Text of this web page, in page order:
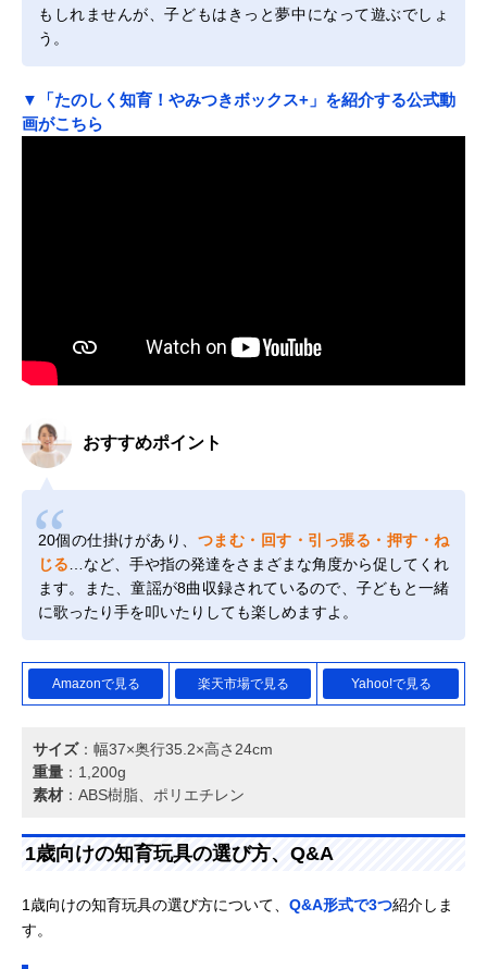
もしれませんが、子どもはきっと夢中になって遊ぶでしょ
う。
▼「たのしく知育！やみつきボックス+」を紹介する公式動
画がこちら
おすすめポイント
20個の仕掛けがあり、 つまむ・回す・引っ張る・押す・ね
じる …など、手や指の発達をさまざまな角度から促してくれ
ます。また、童謡が8曲収録されているので、子どもと一緒
に歌ったり手を叩いたりしても楽しめますよ。
Amazonで見る 楽天市場で見る Yahoo!で見る
サイズ：幅37×奥行35.2×高さ24cm
重量 ：1,200g
素材 ：ABS樹脂、ポリエチレン
1歳向けの知育玩具の選び方、Q&A
1歳向けの知育玩具の選び方について、 Q&A形式で3つ紹介しま
す。